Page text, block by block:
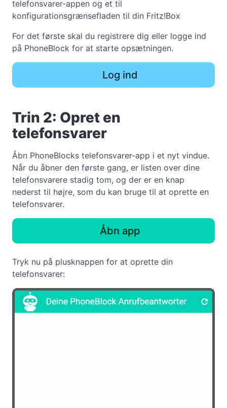
telefonsvarer-appen og et til
konfigurationsgrænsefladen til din Fritz!Box
For det første skal du registrere dig eller logge ind
på PhoneBlock for at starte opsætningen.
Log ind
Trin 2: Opret en
telefonsvarer
Åbn PhoneBlocks telefonsvarer-app i et nyt vindue.
Når du åbner den første gang, er listen over dine
telefonsvarere stadig tom, og der er en knap
nederst til højre, som du kan bruge til at oprette en
telefonsvarer.
Åbn app
Tryk nu på plusknappen for at oprette din
telefonsvarer: